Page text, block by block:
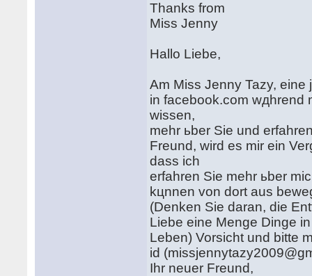
Thanks from
Miss Jenny
Hallo Liebe,
Am Miss Jenny Tazy,
in facebook.com wдhrend
wissen,
mehr ьber Sie und
Freund, wird es mir ein
dass ich
erfahren Sie mehr ьber
kцnnen von dort aus
(Denken Sie daran, die
Liebe eine Menge Dinge in
Leben) Vorsicht und bitte
id
Ihr neuer Freund,